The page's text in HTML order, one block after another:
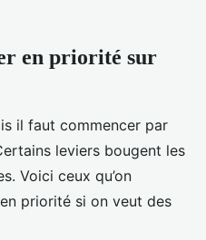
en priorité sur
il faut commencer par
leviers bougent les
Voici ceux qu’on
priorité si on veut des